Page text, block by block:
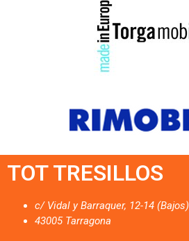
TOT TRESILLOS
c/ Vidal y Barraquer, 12-14 (Bajos)
43005 Tarragona